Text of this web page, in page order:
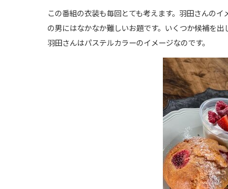
この番組の衣装も毎回とても考えます。羽田さんの
の男にはなかなか難しいお題です。いくつか候補を
羽田さんはパステルカラーのイメージなのです。